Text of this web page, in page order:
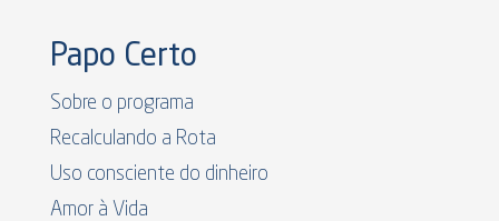
Papo Certo
Sobre o programa
Recalculando a Rota
Uso consciente do dinheiro
Amor à Vida